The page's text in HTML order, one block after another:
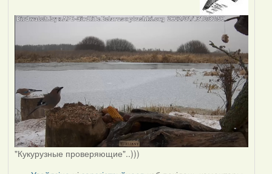
"Кукурузные проверяющие"..)))